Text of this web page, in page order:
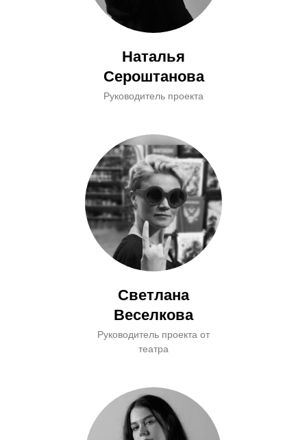
Наталья
Сероштанова
Руководитель проекта
Светлана
Веселкова
Руководитель проекта от
театра